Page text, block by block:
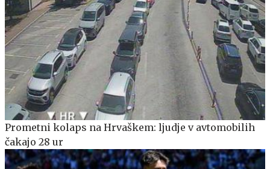
Prometni kolaps na Hrvaškem: ljudje v avtomobilih
čakajo 28 ur